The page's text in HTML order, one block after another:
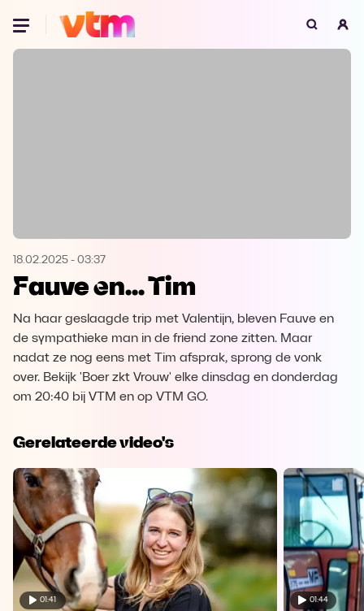
Oeps, browser niet ondersteund
Microsoft Edge
Opera
18.02.2025 - 03:37
Fauve en... Tim
Na haar geslaagde trip met Valentijn, bleven Fauve en
de sympathieke man in de friend zone zitten. Maar
nadat ze nog eens met Tim afsprak, sprong de vonk
over. Bekijk 'Boer zkt Vrouw' elke dinsdag en donderdag
om 20:40 bij VTM en op VTM GO.
Gerelateerde video's
01:41 01:44